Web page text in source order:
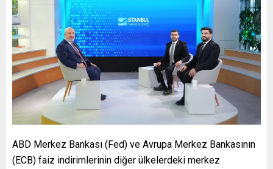
ABD Merkez Bankası (Fed) ve Avrupa Merkez Bankasının
(ECB) faiz indirimlerinin diğer ülkelerdeki merkez